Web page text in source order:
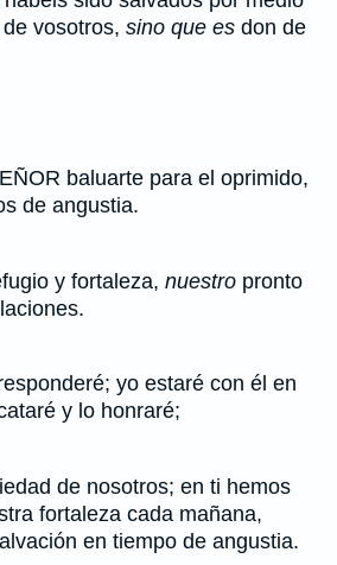
vosotros, sino que es don de
baluarte para el oprimido,
de angustia.
y fortaleza, nuestro pronto
yo estaré con él en
y lo honraré;
de nosotros; en ti hemos
fortaleza cada mañana,
en tiempo de angustia.